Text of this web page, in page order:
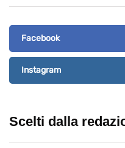
Facebook
Instagram
Scelti dalla